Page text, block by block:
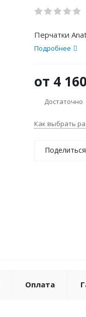
Перчатки
Подробнее
от 4
Достаточно
Как выбрать
Поделиться
Оплата